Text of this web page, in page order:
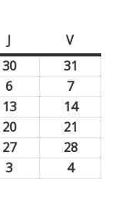
J Vviernes
3030
2026
31
2026
6
agosto,
2026
77
agosto,
2026
1313
agosto,
2026
1414
2026
2020
agosto,
21
agosto,
2727
2828
3 44